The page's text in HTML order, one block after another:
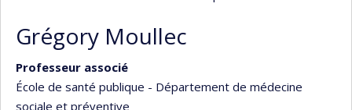
Grégory Moullec
Professeur associé
École de santé publique - Département de médecine
sociale et préventive